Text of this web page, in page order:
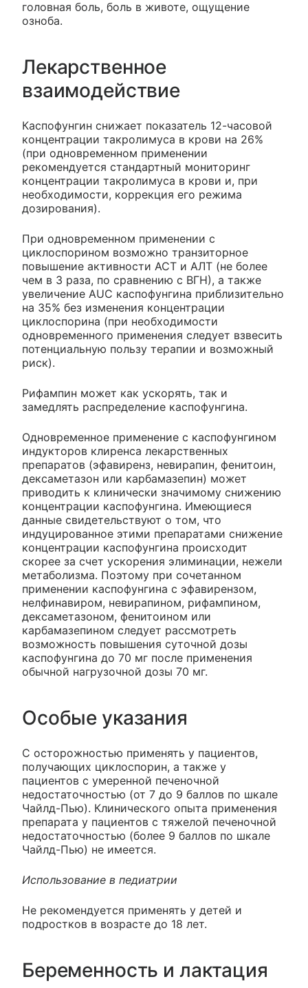
головная боль, боль в животе, ощущение
озноба.
Лекарственное
взаимодействие
Каспофунгин снижает показатель 12-часовой
концентрации такролимуса в крови на 26%
(при одновременном применении
рекомендуется стандартный мониторинг
концентрации такролимуса в крови и, при
необходимости, коррекция его режима
дозирования).
При одновременном применении с
циклоспорином возможно транзиторное
повышение активности АСТ и АЛТ (не более
чем в 3 раза, по сравнению с ВГН), а также
увеличение AUC каспофунгина приблизительно
на 35% без изменения концентрации
циклоспорина (при необходимости
одновременного применения следует взвесить
потенциальную пользу терапии и возможный
риск).
Рифампин может как ускорять, так и
замедлять распределение каспофунгина.
Одновременное применение с каспофунгином
индукторов клиренса лекарственных
препаратов (эфавиренз, невирапин, фенитоин,
дексаметазон или карбамазепин) может
приводить к клинически значимому снижению
концентрации каспофунгина. Имеющиеся
данные свидетельствуют о том, что
индуцированное этими препаратами снижение
концентрации каспофунгина происходит
скорее за счет ускорения элиминации, нежели
метаболизма. Поэтому при сочетанном
применении каспофунгина с эфавирензом,
нелфинавиром, невирапином, рифампином,
дексаметазоном, фенитоином или
карбамазепином следует рассмотреть
возможность повышения суточной дозы
каспофунгина до 70 мг после применения
обычной нагрузочной дозы 70 мг.
Особые указания
С осторожностью применять у пациентов,
получающих циклоспорин, а также у
пациентов с умеренной печеночной
недостаточностью (от 7 до 9 баллов по шкале
Чайлд-Пью). Клинического опыта применения
препарата у пациентов с тяжелой печеночной
недостаточностью (более 9 баллов по шкале
Чайлд-Пью) не имеется.
Использование в педиатрии
Не рекомендуется применять у детей и
подростков в возрасте до 18 лет.
Беременность и лактация